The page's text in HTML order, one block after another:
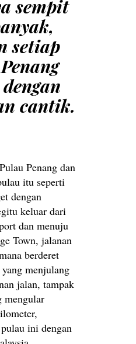
sempit
setiap
cantik.
Penang dan
itu seperti
dengan
keluar dari
dan menuju
Town, jalanan
berderet
menjulang
jalan, tampak
mengular
ini dengan